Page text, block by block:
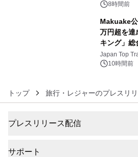
BEYOND
8時間前
Makuake
万円超を
キング」総
浴シンギン
ズ（XL・
Japan Top
10時間前
トップ 旅行・レジャーのプレスリ
プレスリリース配信
サポート